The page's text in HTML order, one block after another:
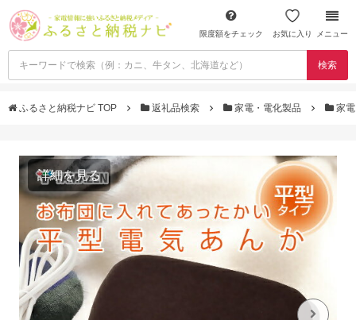
限度額をチェック お気に入り メニュー
検索
ふるさと納税ナビ TOP 返礼品検索 家電・電化製品 家電
詳細を見る